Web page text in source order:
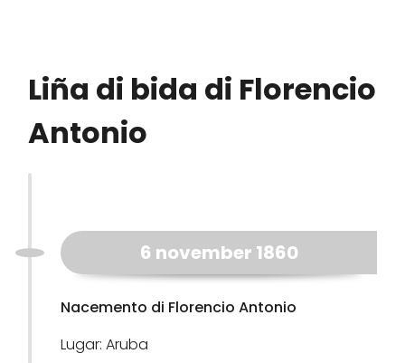
Liña di bida di Florencio
Antonio
6 november 1860
Nacemento di Florencio Antonio
Lugar: Aruba